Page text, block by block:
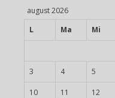
august 2026
L
Ma Mi
3 4 5
10 11 12